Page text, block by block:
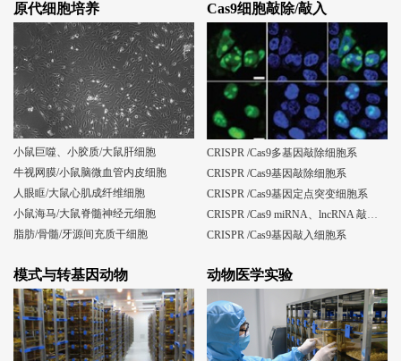
原代细胞培养
小鼠巨噬、小胶质/大鼠肝细胞
牛视网膜/小鼠脑微血管内皮细胞
人眼眶/大鼠心肌成纤维细胞
小鼠海马/大鼠脊髓神经元细胞
脂肪/骨髓/牙源间充质干细胞
Cas9细胞敲除/敲入
CRISPR /Cas9多基因敲除细胞系
CRISPR /Cas9基因敲除细胞系
CRISPR /Cas9基因定点突变细胞系
CRISPR /Cas9基因敲入细胞系
模式与转基因动物 动物医学实验